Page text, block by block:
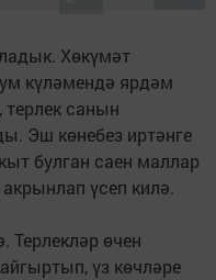
Хөкүмәт
күләмендә ярдәм
терлек санын
Эш көнебез иртәнге
булган саен маллар
үсеп килә.
Терлекләр өчен
үз көчләре